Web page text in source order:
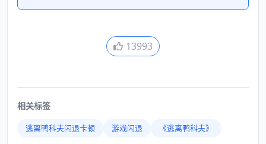
13993
相关标签
逃离鸭科夫闪退卡顿 游戏闪退 《逃离鸭科夫》